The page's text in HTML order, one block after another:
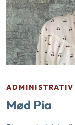
Mød Pia